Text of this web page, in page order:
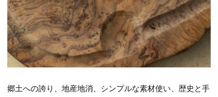
郷土への誇り、地産地消、シンプルな素材使い、歴史と手